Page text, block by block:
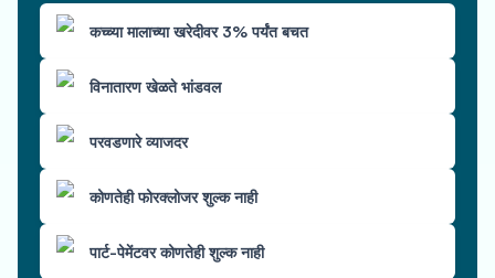
कच्च्या मालाच्या खरेदीवर 3% पर्यंत बचत
विनातारण खेळते भांडवल
परवडणारे व्याजदर
कोणतेही फोरक्लोजर शुल्क नाही
पार्ट-पेमेंटवर कोणतेही शुल्क नाही